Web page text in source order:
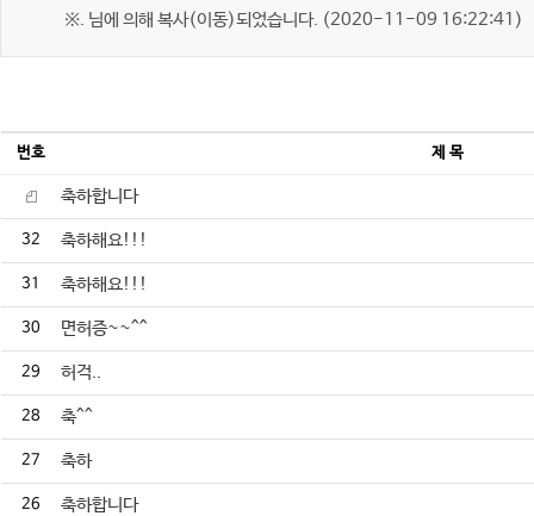
※. 님에 의해 복사(이동)되었습니다. (2020-11-09 16:22:41)
번호 제 목
축하합니다
32 축하해요!!!
31 축하해요!!!
30 면허증~~^^
29 허걱..
28 축^^
27 축하
26 축하합니다